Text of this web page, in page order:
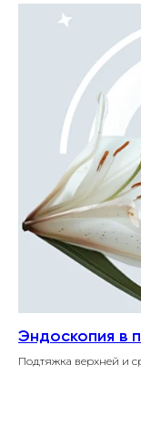
Эндоскопия в
Подтяжка верхней и